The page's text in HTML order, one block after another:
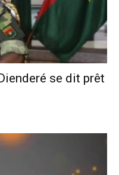
se dit prêt